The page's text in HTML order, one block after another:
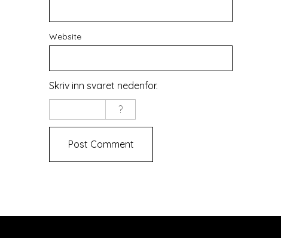
Website
Skriv inn svaret nedenfor.